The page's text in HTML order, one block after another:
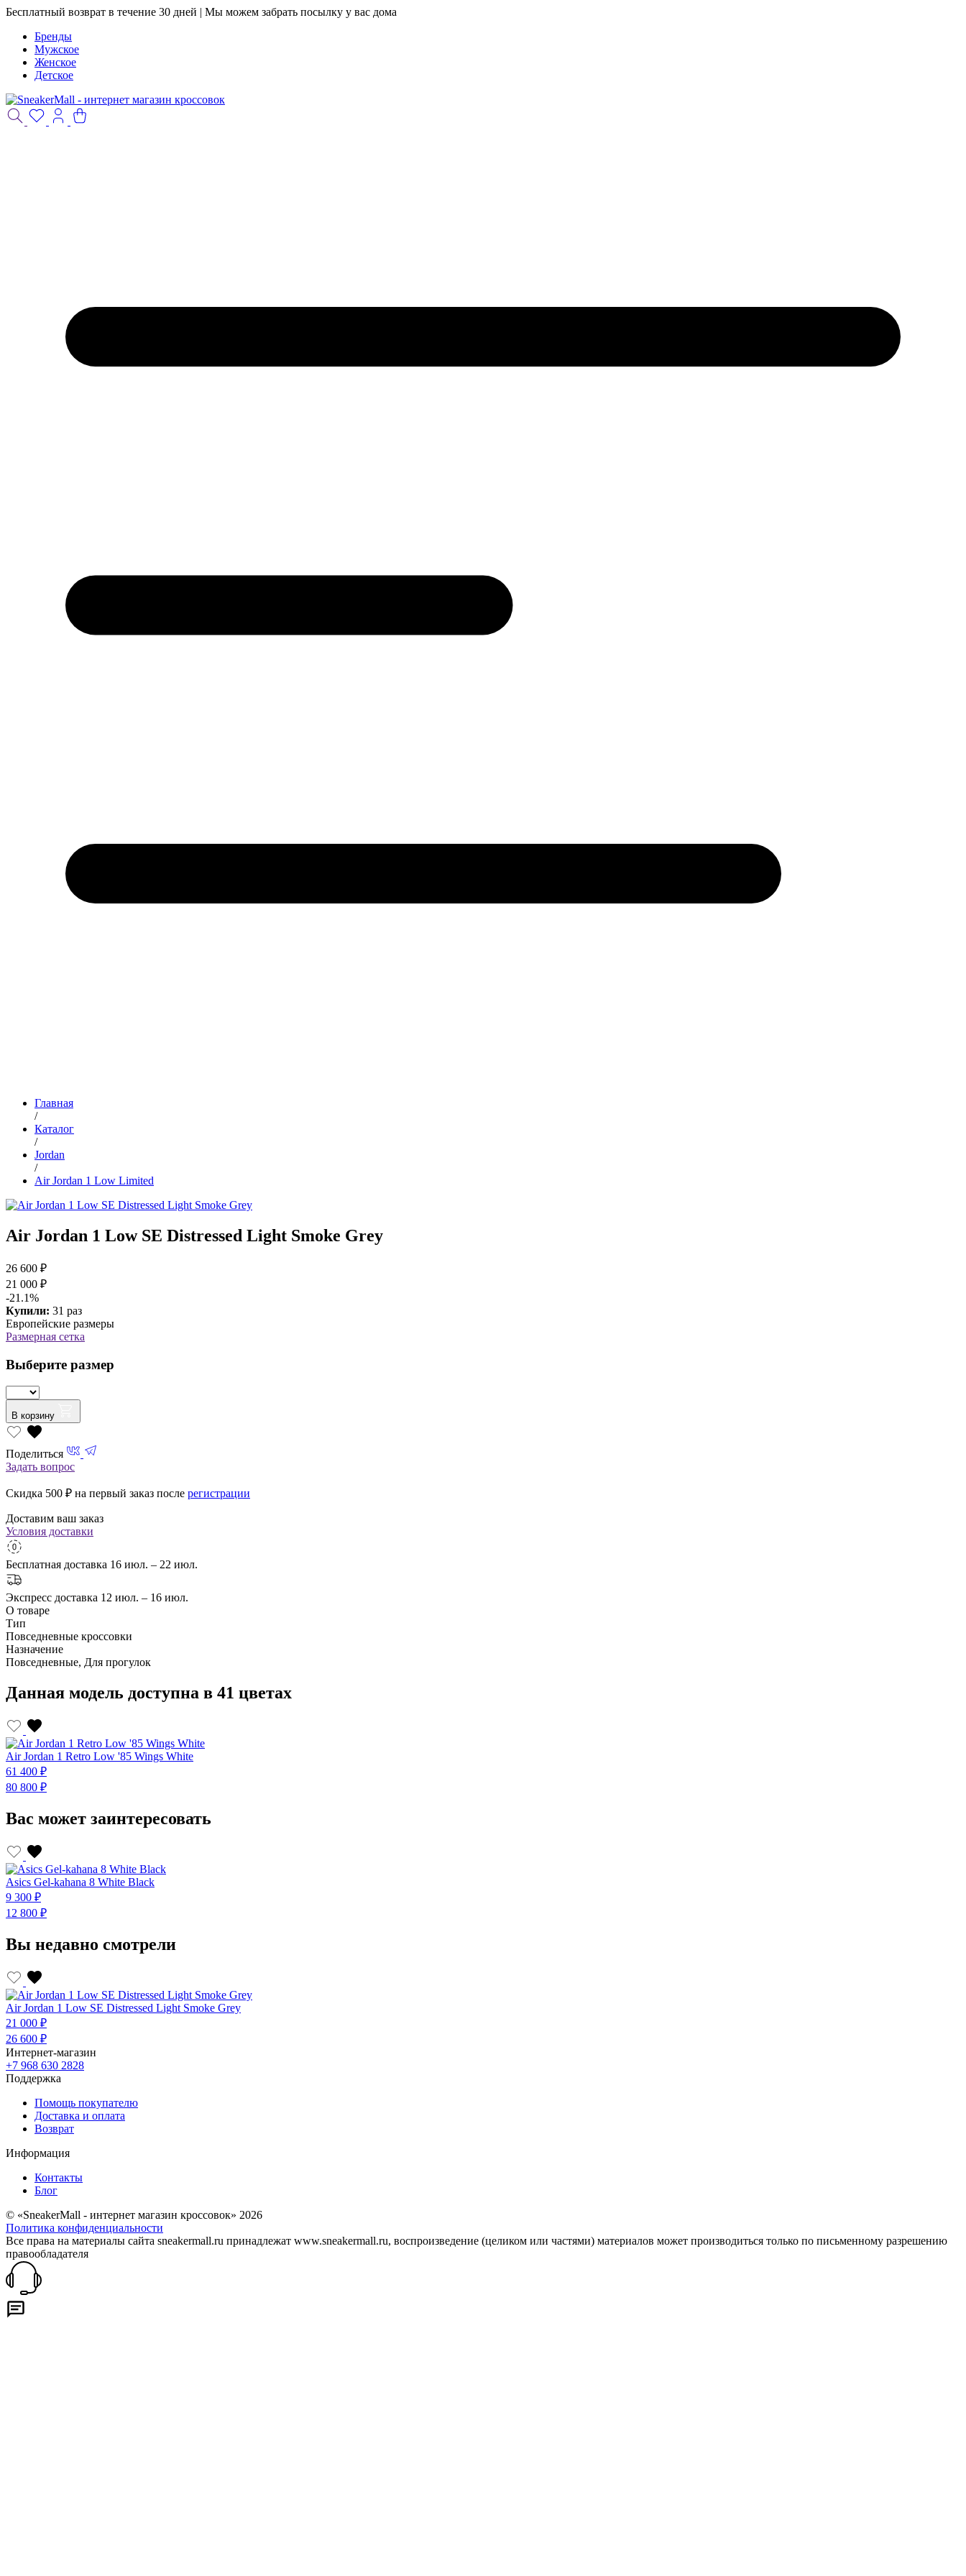
Бесплатный возврат в течение 30 дней | Мы можем забрать посылку у вас дома
Бренды
Мужское
Женское
Детское
Главная
/
Каталог
/
Jordan
/
Air Jordan 1 Low Limited
Air Jordan 1 Low SE Distressed Light Smoke Grey
26 600 ₽
21 000 ₽
-21.1%
Купили: 31 раз
Европейские размеры
Размерная сетка
Выберите размер
В корзину
Поделиться
Задать вопрос
Скидка 500 ₽ на первый заказ после регистрации
Доставим ваш заказ
Условия доставки
Бесплатная доставка 16 июл. – 22 июл.
Экспресс доставка 12 июл. – 16 июл.
О товаре
Тип
Повседневные кроссовки
Назначение
Повседневные, Для прогулок
Данная модель доступна в 41 цветах
Air Jordan 1 Retro Low '85 Wings White
61 400 ₽
80 800 ₽
Вас может заинтересовать
Asics Gel-kahana 8 White Black
9 300 ₽
12 800 ₽
Вы недавно смотрели
Air Jordan 1 Low SE Distressed Light Smoke Grey
21 000 ₽
26 600 ₽
Интернет-магазин
+7 968 630 2828
Поддержка
Помощь покупателю
Доставка и оплата
Возврат
Информация
Контакты
Блог
© «SneakerMall - интернет магазин кроссовок» 2026
Политика конфиденциальности
Все права на материалы сайта sneakermall.ru принадлежат www.sneakermall.ru, воспроизведение (целиком или частями) материалов может производиться только по письменному разрешению
правообладателя